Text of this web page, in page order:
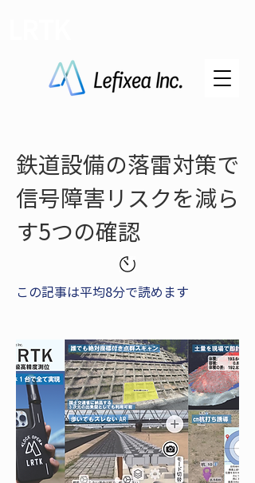
鉄道設備の落雷対策で
信号障害リスクを減ら
す5つの確認
この記事は平均8分で読めます